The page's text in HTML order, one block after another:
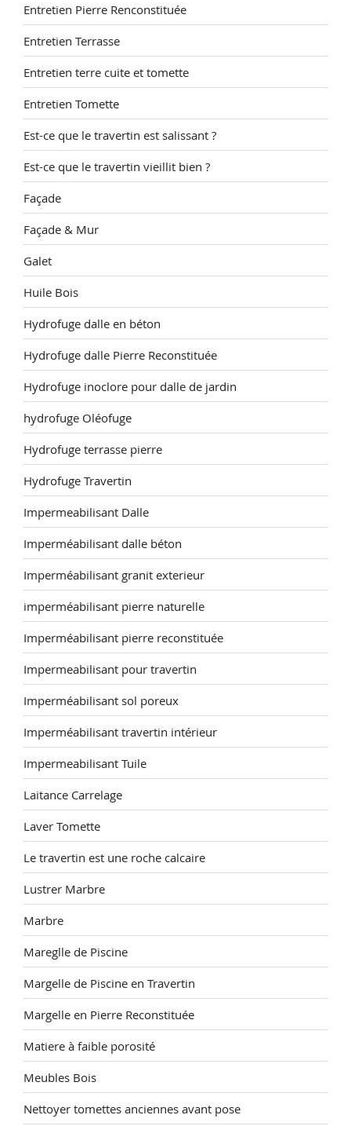
Entretien Pierre Renconstituée
Entretien Terrasse
Entretien terre cuite et tomette
Entretien Tomette
Est-ce que le travertin est salissant ?
Est-ce que le travertin vieillit bien ?
Façade
Façade & Mur
Galet
Huile Bois
Hydrofuge dalle en béton
Hydrofuge dalle Pierre Reconstituée
Hydrofuge inoclore pour dalle de jardin
hydrofuge Oléofuge
Hydrofuge terrasse pierre
Hydrofuge Travertin
Impermeabilisant Dalle
Imperméabilisant dalle béton
Imperméabilisant granit exterieur
imperméabilisant pierre naturelle
Imperméabilisant pierre reconstituée
Impermeabilisant pour travertin
Imperméabilisant sol poreux
Imperméabilisant travertin intérieur
Impermeabilisant Tuile
Laitance Carrelage
Laver Tomette
Le travertin est une roche calcaire
Lustrer Marbre
Marbre
Mareglle de Piscine
Margelle de Piscine en Travertin
Margelle en Pierre Reconstituée
Matiere à faible porosité
Meubles Bois
Nettoyer tomettes anciennes avant pose